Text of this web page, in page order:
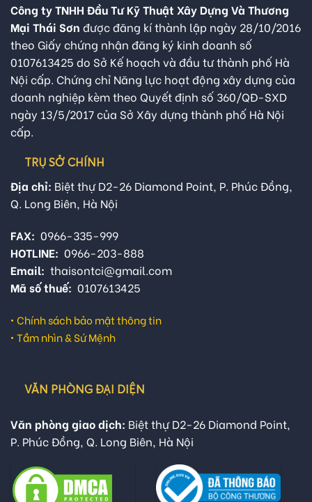
Công ty TNHH Đầu Tư Kỹ Thuật Xây Dựng Và Thương
Mại Thái Sơn được đăng kí thành lập ngày 28/10/2016
theo Giấy chứng nhận đăng ký kinh doanh số
0107613425 do Sở Kế hoạch và đầu tư thành phố Hà
Nội cấp. Chứng chỉ Năng lực hoạt động xây dựng của
doanh nghiệp kèm theo Quyết định số 360/QĐ-SXD
ngày 13/5/2017 của Sở Xây dựng thành phố Hà Nội
cấp.
TRỤ SỞ CHÍNH
Địa chỉ: Biệt thự D2-26 Diamond Point, P. Phúc Đồng,
Q. Long Biên, Hà Nội
FAX: 0966-335-999
HOTLINE: 0966-203-888
Email: thaisontci@gmail.com
Mã số thuế: 0107613425
• Chính sách bảo mật thông tin
• Tầm nhìn & Sứ Mệnh
VĂN PHÒNG ĐẠI DIỆN
Văn phòng giao dịch: Biệt thự D2-26 Diamond Point,
P. Phúc Đồng, Q. Long Biên, Hà Nội